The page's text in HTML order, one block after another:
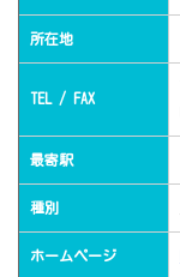
所在地
TEL / FAX
最寄駅
種別
ホームページ